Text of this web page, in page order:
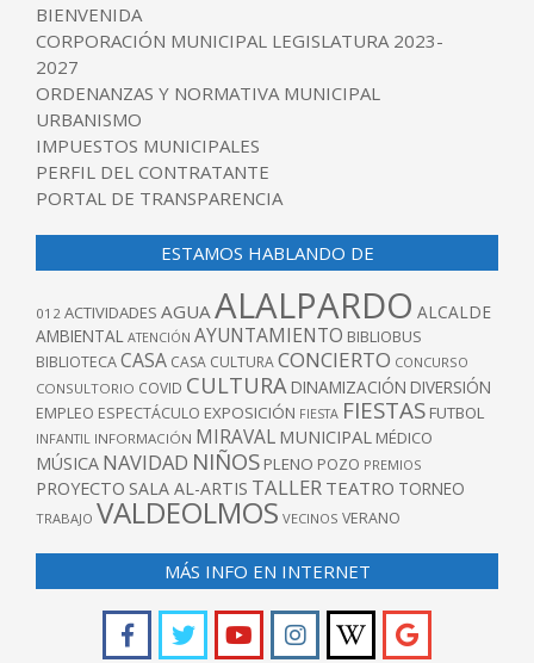
BIENVENIDA
CORPORACIÓN MUNICIPAL LEGISLATURA 2023-
2027
ORDENANZAS Y NORMATIVA MUNICIPAL
URBANISMO
IMPUESTOS MUNICIPALES
PERFIL DEL CONTRATANTE
PORTAL DE TRANSPARENCIA
ESTAMOS HABLANDO DE
012 ACTIVIDADES AGUA ALALPARDO ALCALDE
AMBIENTAL ATENCIÓN AYUNTAMIENTO BIBLIOBUS
BIBLIOTECACASA CASA CULTURACONCIERTO CONCURSO
CONSULTORIO COVID CULTURA DINAMIZACIÓN DIVERSIÓN
EMPLEO ESPECTÁCULO EXPOSICIÓN FIESTA FIESTAS FUTBOL
INFANTIL INFORMACIÓN MIRAVAL MUNICIPAL MÉDICO
MÚSICA NAVIDAD NIÑOS PLENO POZO PREMIOS
PROYECTO SALA AL-ARTIS TALLER TEATRO TORNEO
TRABAJO VALDEOLMOS VECINOS VERANO
MÁS INFO EN INTERNET